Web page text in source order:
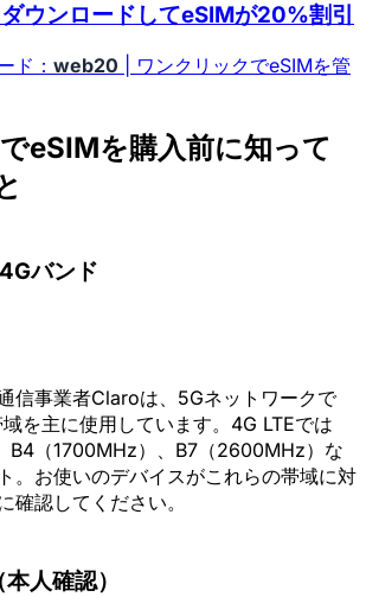
ウンロードしてeSIMが20%割引
ド： web20 | ワンクリックでeSIMを管
eSIMを購入前に知って
バンド
信事業者Claroは、5Gネットワークで
を主に使用しています。4G LTEでは
B4（1700MHz）、B7（2600MHz）な
。お使いのデバイスがこれらの帯域に対
確認してください。
人確認）